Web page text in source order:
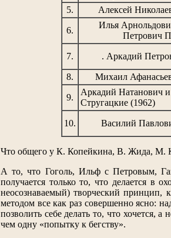
5.
Алексей
6.
Илья
Петрович
7. . Аркадий
8.
Михаил
9.
Аркадий Натанович
Стругацкие (1962)
10. Василий
Что общего у К. Копейкина, В. Жида, М.
А то, что Гоголь, Ильф с Петровым,
получается только то, что делается в
неосознаваемый) творческий принцип,
методом все как раз совершенно ясно:
позволить себе делать то, что хочется,
чем одну «попытку к бегству».